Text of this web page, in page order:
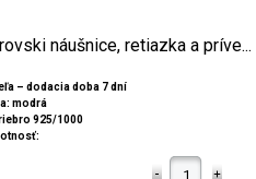
náušnice, retiazka a príve...
– dodacia doba 7 dní
modrá
925/1000